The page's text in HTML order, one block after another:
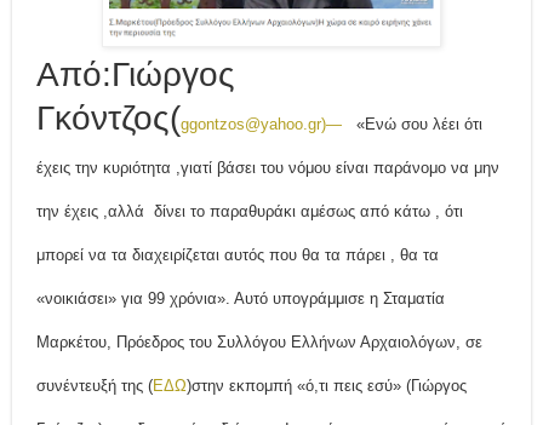
Από:Γιώργος
Γκόντζος(ggontzos@yahoo.gr)— «Ενώ σου λέει ότι
έχεις την κυριότητα ,γιατί βάσει του νόμου είναι παράνομο να μην
την έχεις ,αλλά δίνει το παραθυράκι αμέσως από κάτω , ότι
μπορεί να τα διαχειρίζεται αυτός που θα τα πάρει , θα τα
«νοικιάσει» για 99 χρόνια». Αυτό υπογράμμισε η Σταματία
Μαρκέτου, Πρόεδρος του Συλλόγου Ελλήνων Αρχαιολόγων, σε
συνέντευξή της (ΕΔΩ)στην εκπομπή «ό,τι πεις εσύ» (Γιώργος